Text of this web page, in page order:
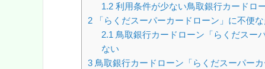
1.2利用条件が少ない鳥取銀行カードロ
2 「らくだスーパーカードローン」に不便
2.1 鳥取銀行カードローン「らくだスー
ない
3 鳥取銀行カードローン「らくだスーパー